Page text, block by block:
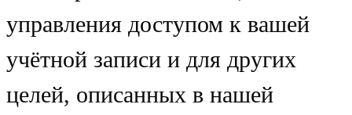
управления доступом к вашей
учётной записи и для других
целей, описанных в нашей